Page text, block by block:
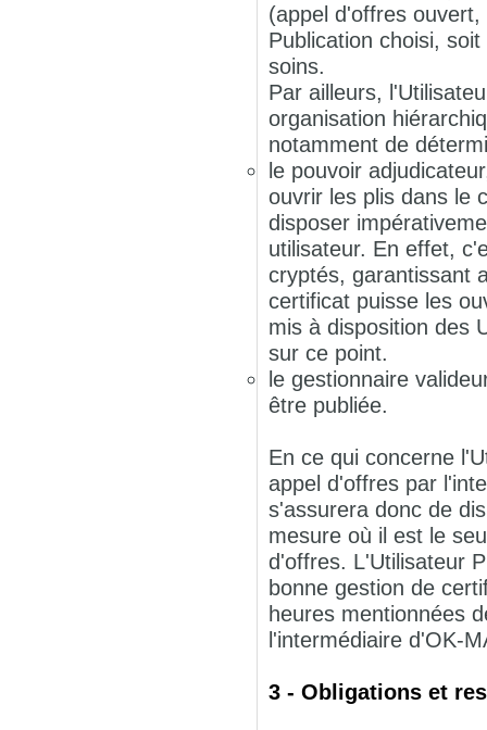
(appel d'offres
Publication choisi,
soins.
Par ailleurs,
organisation
notamment de
le pouvoir
ouvrir les plis dans le
disposer
utilisateur. En effet,
cryptés, garantissant
certificat puisse les
mis à disposition des
sur ce point.
le gestionnaire
être publiée.
En ce qui concerne
appel d'offres par
s'assurera donc de
mesure où il est le
d'offres. L'Utilisateur
bonne gestion de
heures mentionnées
l'intermédiaire d'OK-
3 - Obligations et